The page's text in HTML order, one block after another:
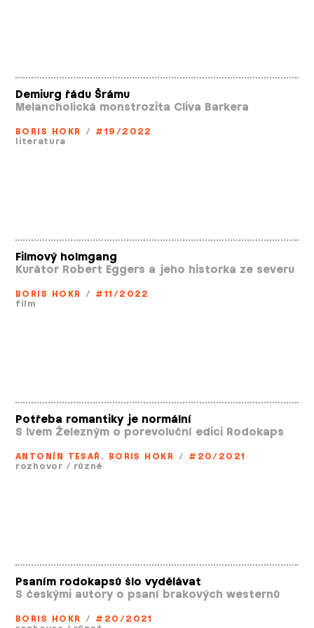
Demiurg řádu Šrámu
Melancholická monstrozita Cliva Barkera
BORIS HOKR / #19/2022
literatura
Filmový holmgang
Kurátor Robert Eggers a jeho historka ze severu
BORIS HOKR / #11/2022
film
Potřeba romantiky je normální
S Ivem Železným o porevoluční edici Rodokaps
ANTONÍN TESAŘ , BORIS HOKR / #20/2021
rozhovor / různé
Psaním rodokapsů šlo vydělávat
S českými autory o psaní brakových westernů
BORIS HOKR / #20/2021